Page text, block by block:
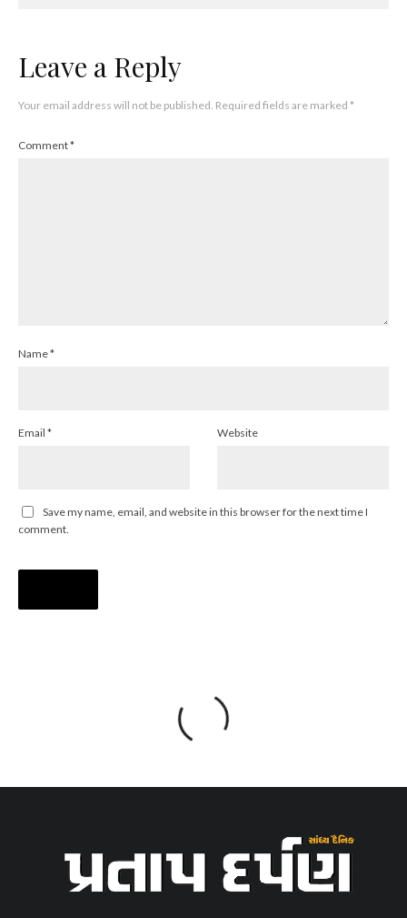
Leave a Reply
Your email address will not be published. Required fields are marked *
Comment*
Name*
Email * Website
Save my name, email, and website in this browser for the next time I
comment.